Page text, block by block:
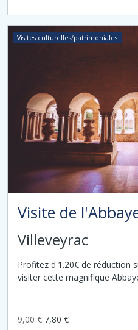
Visites culturelles/patrimoniales
Visite de
Villeveyrac
Profitez d'1.20€ de réduction
visiter cette magnifique
9,00 € 7,80 €